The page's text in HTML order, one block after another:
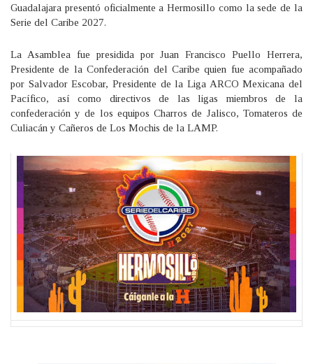
Guadalajara presentó oficialmente a Hermosillo como la sede de la
Serie del Caribe 2027.
La Asamblea fue presidida por Juan Francisco Puello Herrera,
Presidente de la Confederación del Caribe quien fue acompañado
por Salvador Escobar, Presidente de la Liga ARCO Mexicana del
Pacífico, así como directivos de las ligas miembros de la
confederación y de los equipos Charros de Jalisco, Tomateros de
Culiacán y Cañeros de Los Mochis de la LAMP.